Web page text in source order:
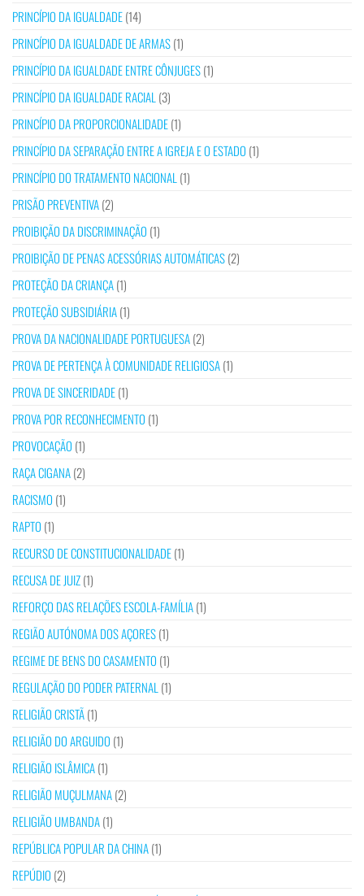
PRINCÍPIO DA IGUALDADE(14)
PRINCÍPIO DA IGUALDADE DE ARMAS(1)
PRINCÍPIO DA IGUALDADE ENTRE CÔNJUGES(1)
PRINCÍPIO DA IGUALDADE RACIAL (3)
PRINCÍPIO DA PROPORCIONALIDADE(1)
PRINCÍPIO DA SEPARAÇÃO ENTRE A IGREJA E O ESTADO (1)
PRINCÍPIO DO TRATAMENTO NACIONAL (1)
PRISÃO PREVENTIVA(2)
PROIBIÇÃO DA DISCRIMINAÇÃO (1)
PROIBIÇÃO DE PENAS ACESSÓRIAS AUTOMÁTICAS(2)
PROTEÇÃO DA CRIANÇA(1)
PROTEÇÃO SUBSIDIÁRIA(1)
PROVA DA NACIONALIDADE PORTUGUESA(2)
PROVA DE PERTENÇA À COMUNIDADE RELIGIOSA(1)
PROVA DE SINCERIDADE(1)
PROVA POR RECONHECIMENTO (1)
PROVOCAÇÃO (1)
RAÇA CIGANA(2)
RACISMO (1)
RAPTO (1)
RECURSO DE CONSTITUCIONALIDADE(1)
RECUSA DE JUIZ(1)
REFORÇO DAS RELAÇÕES ESCOLA-FAMÍLIA(1)
REGIÃO AUTÓNOMA DOS AÇORES(1)
REGIME DE BENS DO CASAMENTO (1)
REGULAÇÃO DO PODER PATERNAL (1)
RELIGIÃO CRISTÃ(1)
RELIGIÃO DO ARGUIDO (1)
RELIGIÃO ISLÂMICA(1)
RELIGIÃO MUÇULMANA(2)
RELIGIÃO UMBANDA(1)
REPÚBLICA POPULAR DA CHINA(1)
REPÚDIO (2)